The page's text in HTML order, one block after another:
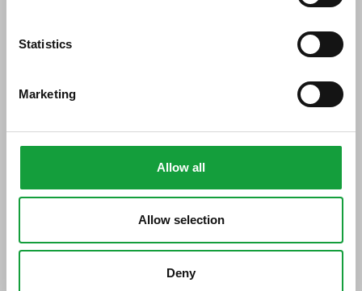
Statistics
Marketing
Allow all
Allow selection
Deny
Formazione e promozione =